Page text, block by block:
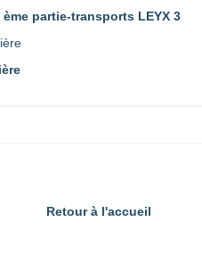
ème partie-transports LEYX 3
Retour à l'accueil